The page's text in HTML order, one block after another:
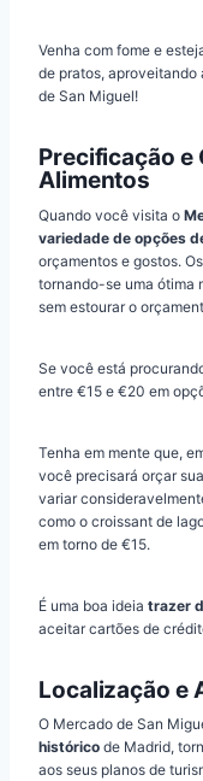
Venha com fome e
de pratos, aproveitando
de San Miguel!
Precificação e
Alimentos
Quando você visita o
variedade de opções
orçamentos e gostos.
tornando-se uma ótima
sem estourar o
Se você está
entre €15 e €20 em
Tenha em mente que,
você precisará orçar
variar
como o croissant de
em torno de €15.
É uma boa ideia trazer
aceitar cartões de
Localização e
O Mercado de San
histórico de Madrid,
aos seus planos de